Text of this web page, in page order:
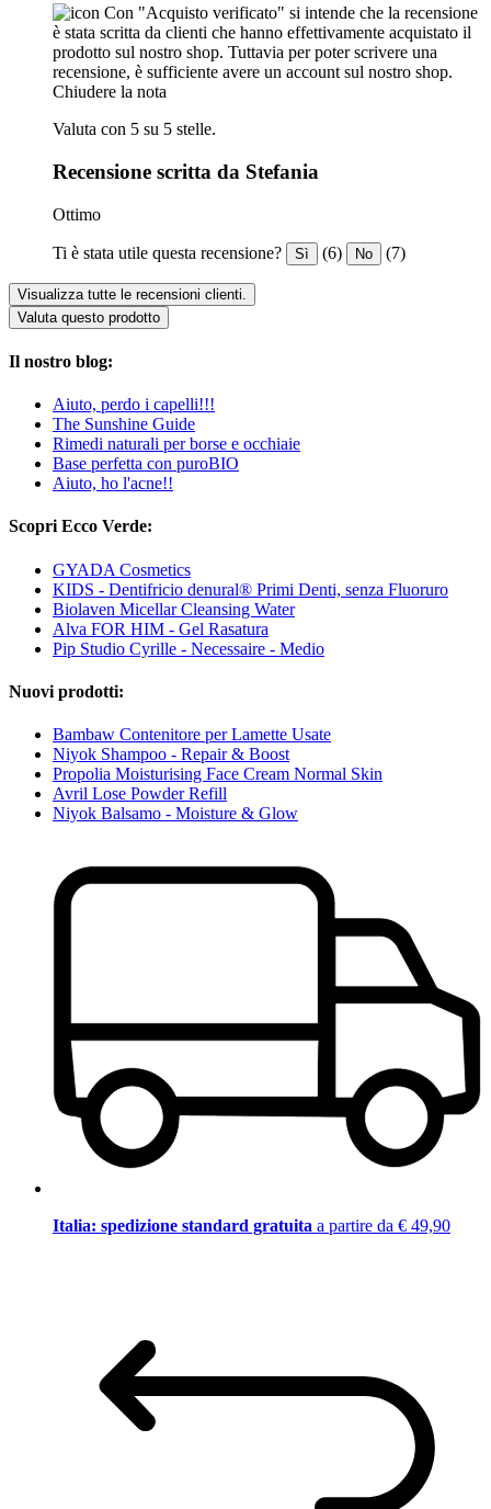
Con "Acquisto verificato" si intende che la recensione
è stata scritta da clienti che hanno effettivamente acquistato il
prodotto sul nostro shop. Tuttavia per poter scrivere una
recensione, è sufficiente avere un account sul nostro shop.
Chiudere la nota
Valuta con 5 su 5 stelle.
Recensione scritta da Stefania
Ottimo
Ti è stata utile questa recensione? Sì (6) No (7)
Visualizza tutte le recensioni clienti.
Valuta questo prodotto
Il nostro blog:
Aiuto, perdo i capelli!!!
The Sunshine Guide
Rimedi naturali per borse e occhiaie
Base perfetta con puroBIO
Aiuto, ho l'acne!!
Scopri Ecco Verde:
GYADA Cosmetics
KIDS - Dentifricio denural® Primi Denti, senza Fluoruro
Biolaven Micellar Cleansing Water
Alva FOR HIM - Gel Rasatura
Pip Studio Cyrille - Necessaire - Medio
Nuovi prodotti:
Bambaw Contenitore per Lamette Usate
Niyok Shampoo - Repair & Boost
Propolia Moisturising Face Cream Normal Skin
Avril Lose Powder Refill
Niyok Balsamo - Moisture & Glow
Italia: spedizione standard gratuita a partire da € 49,90